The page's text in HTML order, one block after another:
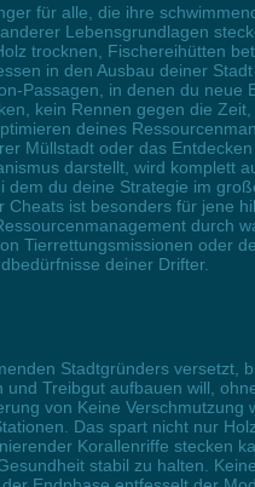
für alle, die ihre
Lebensgrundlagen
trocknen, Fischereihütten
in den Ausbau deiner
Passagen, in denen du neue
kein Rennen gegen die
deines
Müllstadt oder das
darstellt, wird komplett
du deine Strategie im
ist besonders für jene
durch
Tierrettungsmissionen oder
deiner Drifter.
Stadtgründers versetzt,
Treibgut aufbauen will,
von Keine
Das spart nicht nur
Korallenriffe stecken
stabil zu halten.